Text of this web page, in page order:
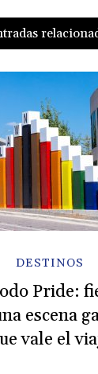
DESTINOS
Pride:
escena
vale el